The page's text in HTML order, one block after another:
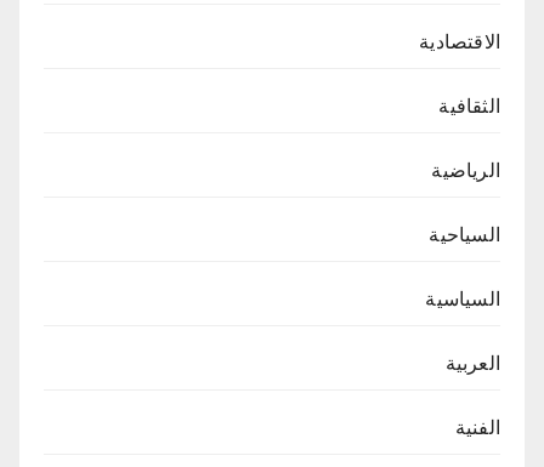
الاقتصادية
الثقافية
الرياضية
السياحية
السياسية
العربية
الفنية